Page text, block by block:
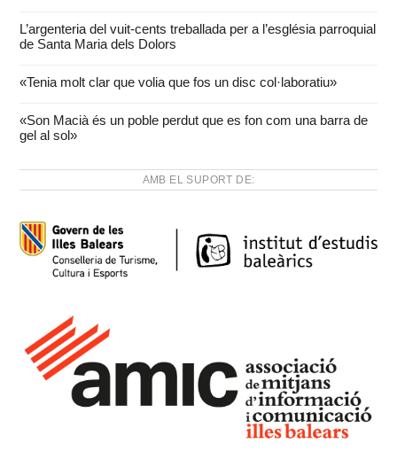
L’argenteria del vuit-cents treballada per a l’església parroquial
de Santa Maria dels Dolors
«Tenia molt clar que volia que fos un disc col·laboratiu»
«Son Macià és un poble perdut que es fon com una barra de
gel al sol»
AMB EL SUPORT DE: